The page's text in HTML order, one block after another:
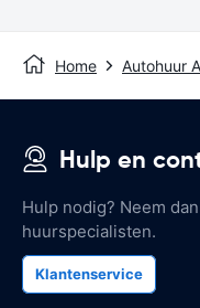
Home Autohuur
Hulp en
Hulp nodig? Neem
huurspecialisten.
Klantenservice